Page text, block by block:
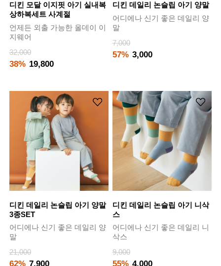
디킨 모달 이지핏 아기 실내복
상하복세트 사계절
언제든 외출 가능한 올데이 이
지웨어
32,000
38% 19,800
디킨 데일리 논슬립 아기 양말
어디에나 신기 좋은 데일리 양
말
7,000
57% 3,000
디킨 데일리 논슬립 아기 양말
3종SET
어디에나 신기 좋은 데일리 양
말
21,000
62% 7,900
디킨 데일리 논슬립 아기 니삭
스
어디에나 신기 좋은 데일리 니
삭스
9,000
55% 4,000